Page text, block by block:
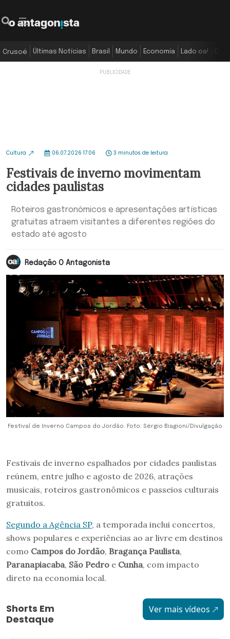
Crusoé Últimas Notícias Brasil Mundo Economia Lado oa!
Cultura 06.07.2026 17:06 3 minutos de leitura
Festivais de inverno movimentam
cidades paulistas
Roteiros gastronômicos e apresentações artísticas
gratuitas atraem visitantes a diferentes regiões do
estado até agosto
Redação O Antagonista
Festival de Inverno Campos do Jordão. Foto: Sérgio Biagioni/Divulgação
Festivais de inverno espalhados por cidades paulistas
reúnem, entre julho e agosto de 2026, atrações
musicais, roteiros gastronômicos e passeios culturais
gratuitos.
Segundo a Agência SP, a temporada inclui concertos,
shows populares e experiências ao ar livre em destinos
como Campos do Jordão, Bragança Paulista,
Paranapiacaba, São Pedro e Cunha, com impacto
direto na economia local.
Shorts Em
Destaque
Ver mais vídeos